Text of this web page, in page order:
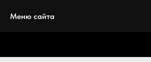
Меню сайта